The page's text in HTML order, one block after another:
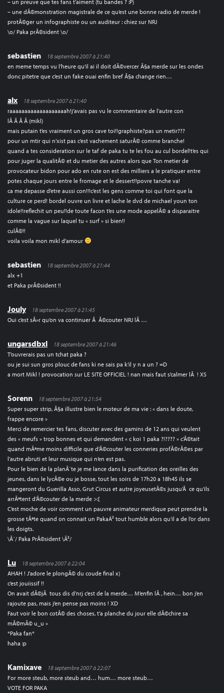
– un preuve que tes fans t’aiment (tu bandes ? :P)
– une dÃ©monstration magistrale de ce qu’est une bonne radio de merde !
protÃ©ger un infographiste ou un auditeur : chiez sur NRJ
\o/ Paka prÃ©sident \o/
sebastien
18 septembre 2007 à 21:40
en meme temps vu l’heure qu’il ai il doit dÃ©vercer Ã§a merde sur les ondes
donc pitetre que c’est un fake ouai enfin bref Ã§a change rien…
alx
18 septembre 2007 à 21:40
raaaaaaaaaaaaaaaaaaah!j’avais pas vu le commentaire de l’autre con
lÃ Ã Ã Ã (mikl)
mais putain t’es vraiment un gros cave toi!!graphiste?pas un metir???
pour un mtir qui n’xist pas c’est vachement saturÃ© comme branche!
quand a tes consideration sur le taf de paka tu te les fou au cul bordel!t’es qui
pour juger la qualitÃ© et du metier des autres alors que Ton metier de
provocateur bidon pour ado en rute on est des milliers a le pratiquer entre
potes chaque jours entre le fromage et le dessert!!povre tanche va!
ca me depasse d’etre aussi con!!!c’est les gens comme toi qui font que la
culture ce perd! bordel ouvre un livre et lache le dvd de michael youn ton
idole!!reflechit un peu!!de toute facon t’es une mode appelÃ© a disparaitre
comme la vague sur laquel tu « surf » si bien!!
culÃ©!!
voila voila mon mikl d’amour
sebastien
18 septembre 2007 à 21:44
alx +1
et Paka prÃ©sident !!
Jouly
18 septembre 2007 à 21:45
Oui c’est sÃ»r qu’on va continuer Ã Ã©couter NRJ lÃ …
ungarsdbxl
18 septembre 2007 à 21:46
T’ouvrerais pas un tchat paka ?
ou je sui sun gros plouc de fans ki ne sais pa k’il y n a un ? =D
a mort Mikl ! provocation sur LE SITE OFFICIEL ! nan mais faut s’calmer lÃ ! XS
Sorenn
18 septembre 2007 à 21:54
Super super strip, Ã§a illustre bien le moteur de ma vie : « dans le doute,
frappe encore »
Merci de remercier tes fans, discuter avec des gamins de 12 ans qui veulent
des « meufs » trop bonnes et qui demandent « c koi 1 paka ?!???? » c’Ã©tait
quand mÃªme moins difficile que d’Ã©couter les conneries profÃ©rÃ©es par
l’autre abruti et leur musique qui n’en est pas.
Pour le bien de la planÃ¨te je me lance dans la purification des oreilles des
jeunes, dans le lycÃ©e ou je bosse, tout les soirs de 17h20 a 18h45 ils se
mangeront du Guerilla Asso, Grut Circus et autre joyeusetÃ©s jusqu’Ã ce qu’ils
arrÃªtent d’Ã©couter de la merde >:[
C’est moche de voir comment un pauvre animateur merdique peut prendre la
grosse tÃªte quand on connait un PakaÂ² tout humble alors qu’il a de l’or dans
les doigts.
\Ã´/ Paka PrÃ©sident \Ã²/
Lu
18 septembre 2007 à 22:04
AHAH ! J’adore le plongÃ© du coude final x)
c’est jouiissif !!
On avait dÃ©jÃ tous dis d’nrj c’est de la merde… M’enfin lÃ , hein… bon j’en
rajoute pas, mais j’en pense pas moins ! XD
Faut voir le bon cotÃ© des choses, t’a planche du jour elle dÃ©chire sa
mÃ©mÃ© u_u »
*Paka fan*
haha :p
Kamixave
18 septembre 2007 à 22:07
For more steub, more steub and… hum… more steub…
VOTE FOR PAKA